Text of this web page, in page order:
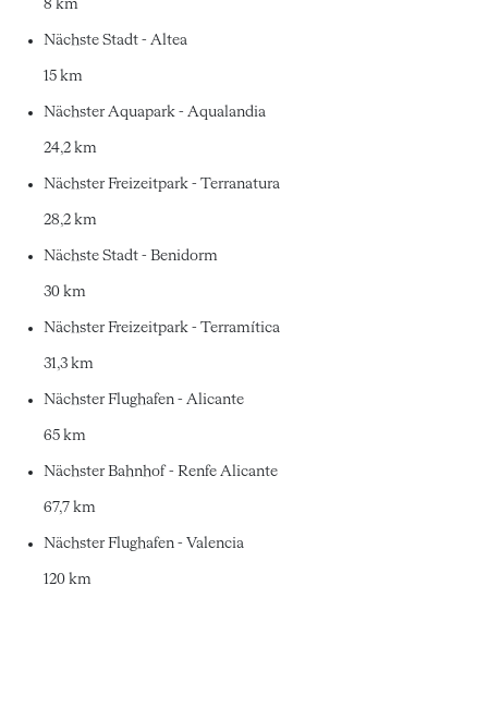
8 km
Nächste Stadt - Altea
15 km
Nächster Aquapark - Aqualandia
24,2 km
Nächster Freizeitpark - Terranatura
28,2 km
Nächste Stadt - Benidorm
30 km
Nächster Freizeitpark - Terramítica
31,3 km
Nächster Flughafen - Alicante
65 km
Nächster Bahnhof - Renfe Alicante
67,7 km
Nächster Flughafen - Valencia
120 km